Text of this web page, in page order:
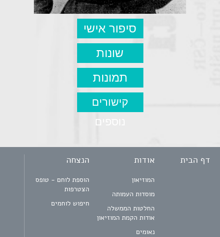
סיפור אישי
שונות
תמונות
קישורים
נוספים
דף הבית אודות
המוזיאון
מוסדות העמותה
החלטות הממשלה
אודות הקמת המוזיאון
נאומים
הנצחה
הוספת לוחם - טופס
הצטרפות
חיפוש לוחמים